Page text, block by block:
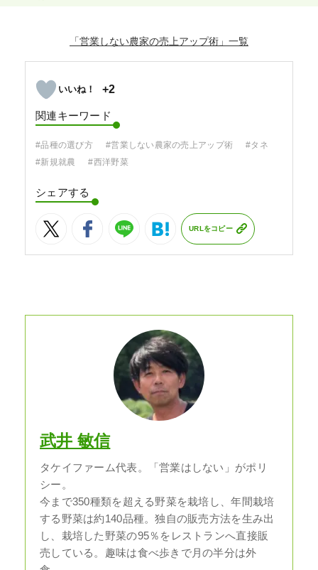
「営業しない農家の売上アップ術」
+2
関連キーワード
#品種の選び方 #営業しない農家の売上アップ術
#タネ
#新規就農
#西洋野菜
シェアする
URLをコピー
武井 敏信
タケイファーム代表。「営業はしない」がポリ
シー。
今まで350種類を超える野菜を栽培し、年間栽培
する野菜は約140品種。独自の販売方法を生み出
し、栽培した野菜の95％をレストランへ直接販
売している。趣味は食べ歩きで月の半分は外